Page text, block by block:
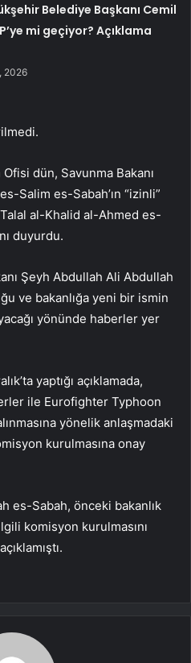
Belediye Başkanı Cemil
mi geçiyor? Açıklama
2026
dün, Savunma Bakanı
Salim es-Sabah’ın “izinli”
al-Khalid al-Ahmed es-
duyurdu.
Şeyh Abdullah Ali Abdullah
ve bakanlığa yeni bir ismin
yönünde haberler yer
yaptığı açıklamada,
ile Eurofighter Typhoon
yönelik anlaşmadaki
kurulmasına onay
es-Sabah, önceki bakanlık
komisyon kurulmasını